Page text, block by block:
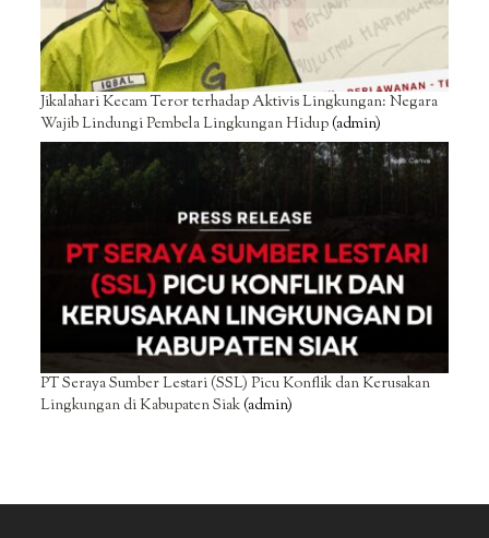
Jikalahari Kecam Teror terhadap Aktivis Lingkungan: Negara
Wajib Lindungi Pembela Lingkungan Hidup(admin)
PT Seraya Sumber Lestari (SSL) Picu Konflik dan Kerusakan
Lingkungan di Kabupaten Siak(admin)